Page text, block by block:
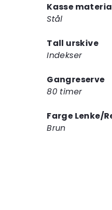
Kasse
Stål
Tall urskive
Indekser
Gangreserve
80 timer
Farge Lenke/
Brun